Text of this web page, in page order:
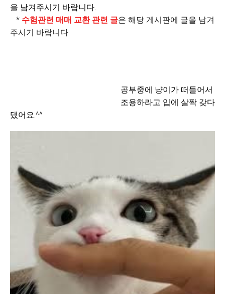
을 남겨주시기 바랍니다.
* 수험관련 매매 교환 관련 글은 해당 게시판에 글을 남겨
주시기 바랍니다.
공부중에 냥이가 떠들어서
조용하라고 입에 살짝 갖다
댔어요.^^